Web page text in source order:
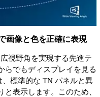
画像と色を正確に表現
視野角を実現する先進テ
らでもディスプレイを見る
、標準的な TN パネルと異
表示します。このため、